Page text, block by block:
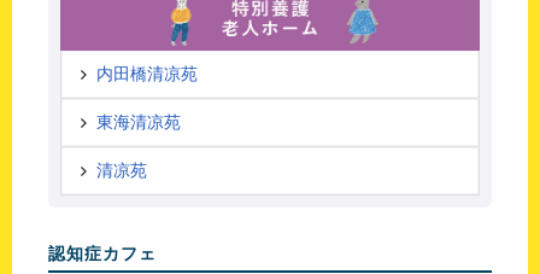
内田橋清凉苑
東海清凉苑
清凉苑
認知症カフェ